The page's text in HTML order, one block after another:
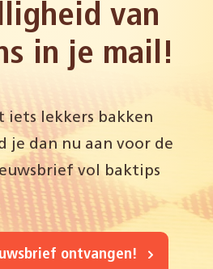
van
in je mail!
iets lekkers bakken
je dan nu aan voor de
vol baktips
ontvangen!